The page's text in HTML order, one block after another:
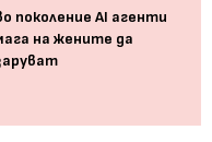
поколение AI агенти
на жените да